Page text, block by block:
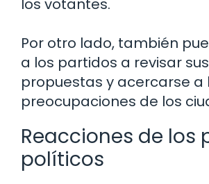
los votantes.
Por otro lado, también
a los partidos a revisar sus
propuestas y acercarse a
preocupaciones de los
Reacciones de los
políticos